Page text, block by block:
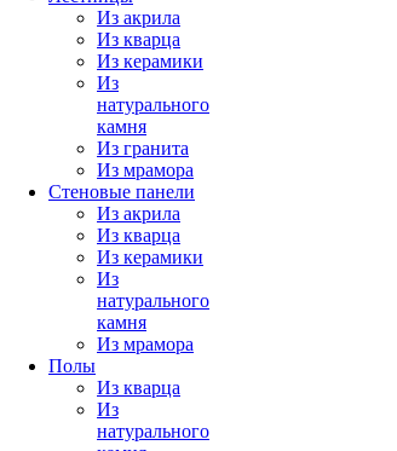
Из акрила
Из кварца
Из керамики
Из
натурального
камня
Из гранита
Из мрамора
Стеновые панели
Из акрила
Из кварца
Из керамики
Из
натурального
камня
Из мрамора
Полы
Из кварца
Из
натурального